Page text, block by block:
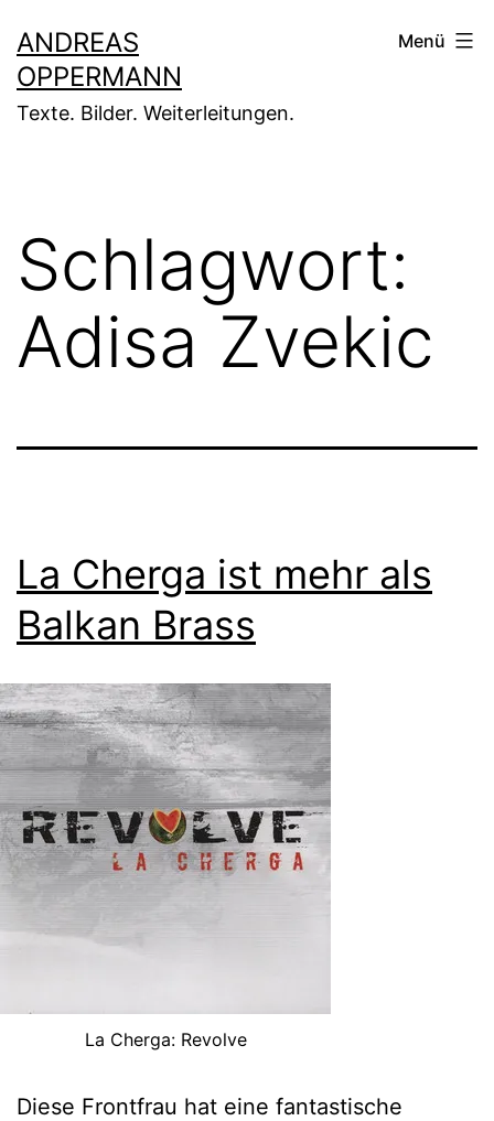
Inhalt
springen
ANDREAS
OPPERMANN
Texte. Bilder. Weiterleitungen.
Menü
Schlagwort:
Adisa Zvekic
La Cherga ist mehr als
Balkan Brass
La Cherga: Revolve
Diese Frontfrau hat eine fantastische